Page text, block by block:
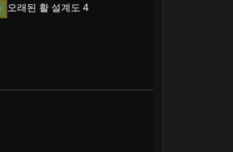
오래된 활 설계도 4